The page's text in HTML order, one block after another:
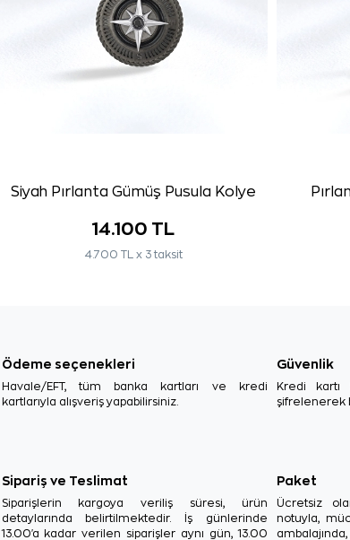
Siyah Pırlanta Gümüş Pusula Kolye
14.100 TL
4.700 TL x 3 taksit
Ödeme seçenekleri
Havale/EFT, tüm banka kartları ve kredi
kartlarıyla alışveriş yapabilirsiniz.
Güvenlik
Kredi kartı
şifrelenerek
Sipariş ve Teslimat
Siparişlerin kargoya veriliş süresi, ürün
detaylarında belirtilmektedir. İş günlerinde
13.00'a kadar verilen siparişler aynı gün, 13.00
Paket
Ücretsiz
notuyla,